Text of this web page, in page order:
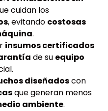
cuidan los
, evitando costosas
.
insumos certificados
de su equipo
diseñadoscon
que generan menos
ambiente.